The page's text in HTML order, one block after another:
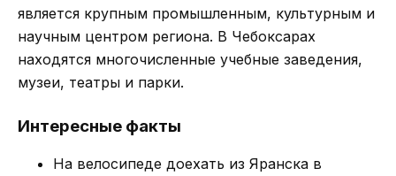
является крупным промышленным, культурным и
научным центром региона. В Чебоксарах
находятся многочисленные учебные заведения,
музеи, театры и парки.
Интересные факты
На велосипеде доехать из Яранска в